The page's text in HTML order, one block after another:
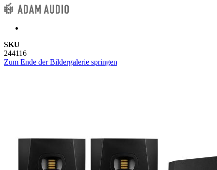
SKU
244116
Zum Ende der Bildergalerie springen